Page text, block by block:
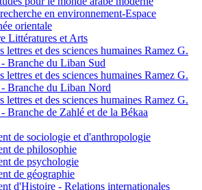
en environnement-Espace
orientale
Littératures et Arts
lettres et des sciences humaines Ramez G.
Branche du Liban Sud
lettres et des sciences humaines Ramez G.
Branche du Liban Nord
lettres et des sciences humaines Ramez G.
Branche de Zahlé et de la Békaa
de sociologie et d'anthropologie
de philosophie
de psychologie
de géographie
d'Histoire - Relations internationales